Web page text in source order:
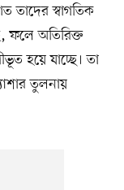
তাদের স্বাগতিক
ফলে অতিরিক্ত
হয়ে যাচ্ছে। তা
তুলনায়